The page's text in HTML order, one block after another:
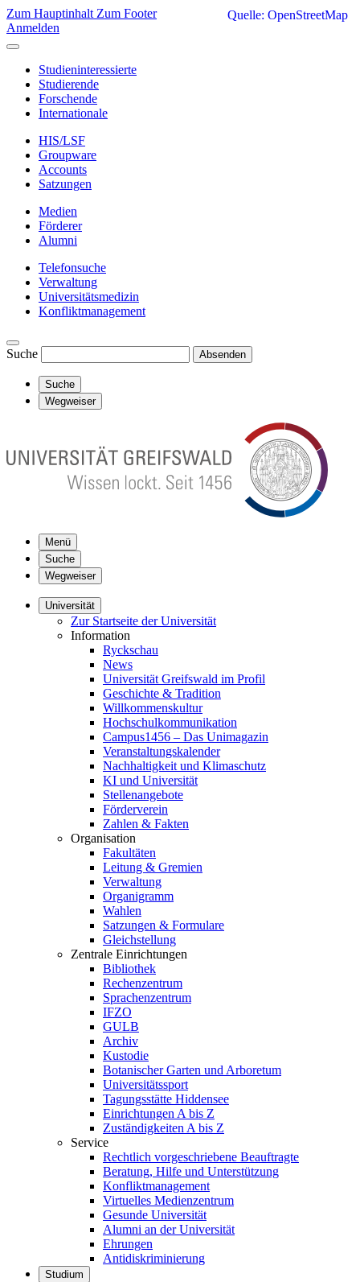
Zum Hauptinhalt Zum Footer
Anmelden
Studieninteressierte
Studierende
Forschende
Internationale
HIS/LSF
Groupware
Accounts
Satzungen
Medien
Förderer
Alumni
Telefonsuche
Verwaltung
Universitätsmedizin
Konfliktmanagement
Suche Absenden
Suche
Wegweiser
Menü
Suche
Wegweiser
Universität
Zur Startseite der Universität
Information
Ryckschau
News
Universität Greifswald im Profil
Geschichte & Tradition
Willkommenskultur
Hochschulkommunikation
Campus1456 – Das Unimagazin
Veranstaltungskalender
Nachhaltigkeit und Klimaschutz
KI und Universität
Stellenangebote
Förderverein
Zahlen & Fakten
Organisation
Fakultäten
Leitung & Gremien
Verwaltung
Organigramm
Wahlen
Satzungen & Formulare
Gleichstellung
Zentrale Einrichtungen
Bibliothek
Rechenzentrum
Sprachenzentrum
IFZO
GULB
Archiv
Kustodie
Botanischer Garten und Arboretum
Universitätssport
Tagungsstätte Hiddensee
Einrichtungen A bis Z
Zuständigkeiten A bis Z
Service
Rechtlich vorgeschriebene Beauftragte
Beratung, Hilfe und Unterstützung
Konfliktmanagement
Virtuelles Medienzentrum
Gesunde Universität
Alumni an der Universität
Ehrungen
Antidiskriminierung
Studium
Quelle: OpenStreetMap